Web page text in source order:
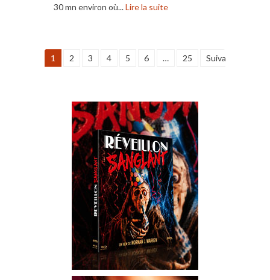
30 mn environ où...Lire la suite
1 2 3 4 5 6 … 25 Suivant »